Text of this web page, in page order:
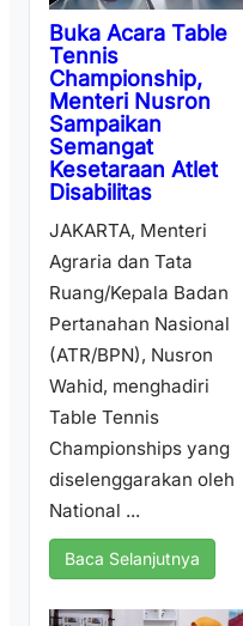
Buka Acara Table
Tennis
Championship,
Menteri Nusron
Sampaikan
Semangat
Kesetaraan Atlet
Disabilitas
JAKARTA, Menteri
Agraria dan Tata
Ruang/Kepala Badan
Pertanahan Nasional
(ATR/BPN), Nusron
Wahid, menghadiri
Table Tennis
Championships yang
diselenggarakan oleh
National ...
Baca Selanjutnya